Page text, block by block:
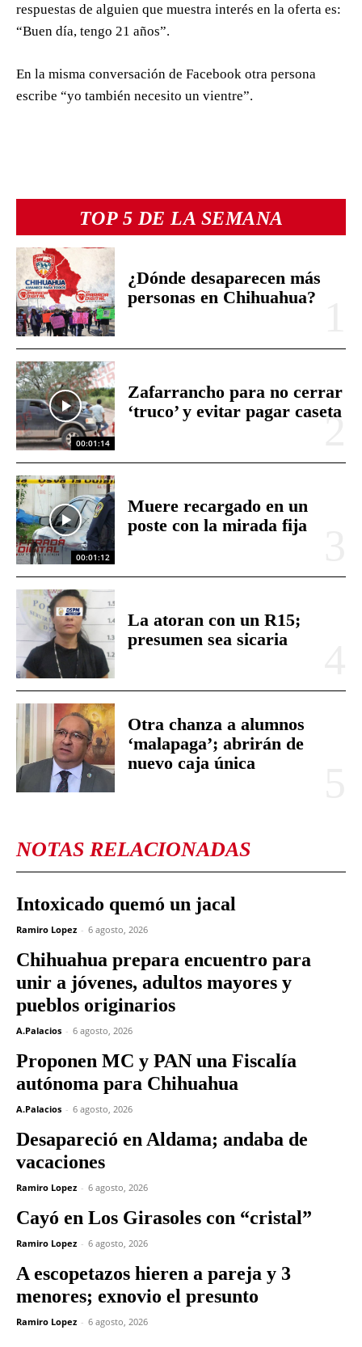
TOP 5 DE LA SEMANA
¿Dónde desaparecen más
personas en Chihuahua?
00:01:14
Zafarrancho para no cerrar
‘truco’ y evitar pagar caseta
00:01:12
Muere recargado en un
poste con la mirada fija
La atoran con un R15;
presumen sea sicaria
Otra chanza a alumnos
‘malapaga’; abrirán de
nuevo caja única
NOTAS RELACIONADAS
Intoxicado quemó un jacal
Ramiro Lopez - 6 agosto, 2026
Chihuahua prepara encuentro para
unir a jóvenes, adultos mayores y
pueblos originarios
A.Palacios - 6 agosto, 2026
Proponen MC y PAN una Fiscalía
autónoma para Chihuahua
A.Palacios - 6 agosto, 2026
Desapareció en Aldama; andaba de
vacaciones
Ramiro Lopez - 6 agosto, 2026
Cayó en Los Girasoles con “cristal”
Ramiro Lopez - 6 agosto, 2026
A escopetazos hieren a pareja y 3
menores; exnovio el presunto
Ramiro Lopez - 6 agosto, 2026
respuestas de alguien que muestra interés en la oferta es:
“Buen día, tengo 21 años”.
En la misma conversación de Facebook otra persona
escribe “yo también necesito un vientre”.